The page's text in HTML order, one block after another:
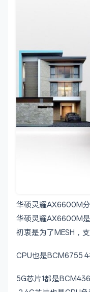
华硕灵耀AX6600M
华硕灵耀AX6600M
初衷是为了MESH，
CPU也是BCM6755 4
5G芯片1都是